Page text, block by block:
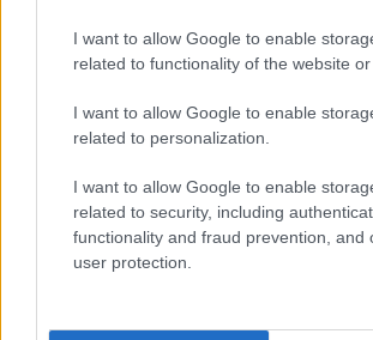
I want to allow Google to enable
related to functionality of the website or
I want to allow Google to enable
related to personalization.
I want to allow Google to enable
related to security, including
functionality and fraud prevention, and
user protection.